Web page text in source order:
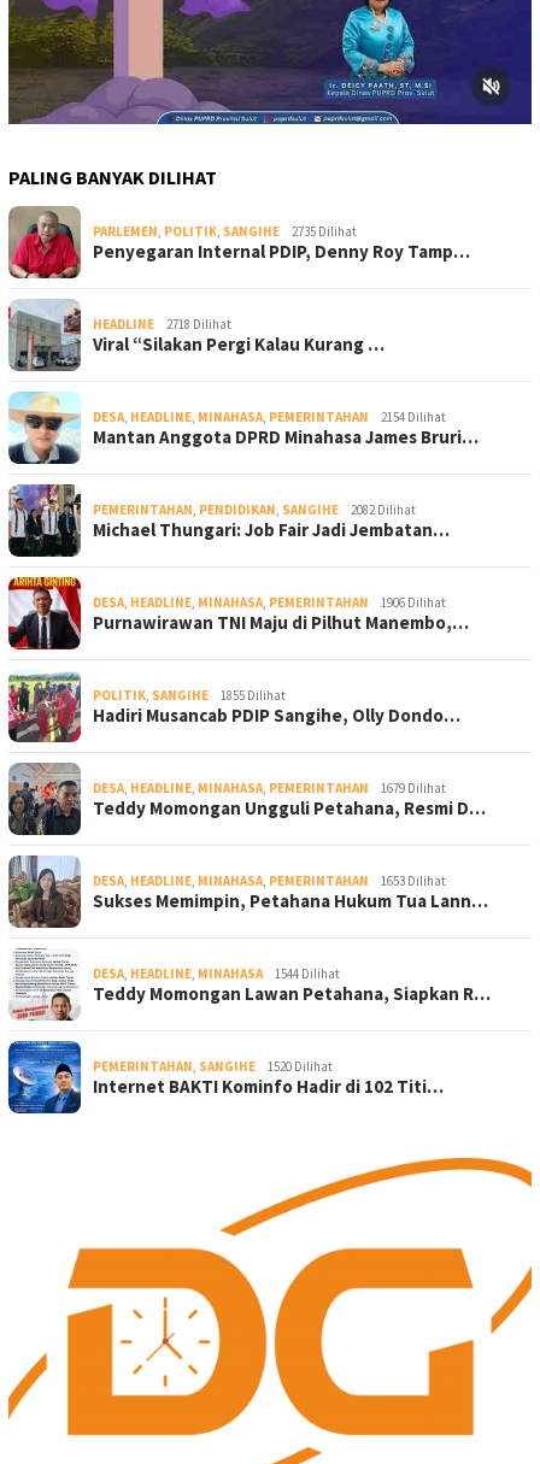
PALING BANYAK DILIHAT
PARLEMEN, POLITIK, SANGIHE 2735 Dilihat
Penyegaran Internal PDIP, Denny Roy Tamp…
HEADLINE 2718 Dilihat
Viral “Silakan Pergi Kalau Kurang …
DESA, HEADLINE, MINAHASA, PEMERINTAHAN 2154 Dilihat
Mantan Anggota DPRD Minahasa James Bruri…
PEMERINTAHAN, PENDIDIKAN, SANGIHE 2082 Dilihat
Michael Thungari: Job Fair Jadi Jembatan…
DESA, HEADLINE, MINAHASA, PEMERINTAHAN 1906 Dilihat
Purnawirawan TNI Maju di Pilhut Manembo,…
POLITIK, SANGIHE 1855 Dilihat
Hadiri Musancab PDIP Sangihe, Olly Dondo…
DESA, HEADLINE, MINAHASA, PEMERINTAHAN 1679 Dilihat
Teddy Momongan Ungguli Petahana, Resmi D…
DESA, HEADLINE, MINAHASA, PEMERINTAHAN 1653 Dilihat
Sukses Memimpin, Petahana Hukum Tua Lann…
DESA, HEADLINE, MINAHASA 1544 Dilihat
Teddy Momongan Lawan Petahana, Siapkan R…
PEMERINTAHAN, SANGIHE 1520 Dilihat
Internet BAKTI Kominfo Hadir di 102 Titi…